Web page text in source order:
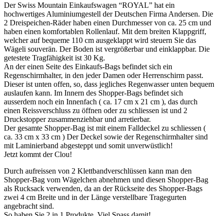
Der Swiss Mountain Einkaufswagen “ROYAL” hat ein
hochwertiges Aluminiumgestell der Deutschen Firma Andersen. Die
2 Dreispeichen-Räder haben einen Durchmesser von ca. 25 cm und
haben einen komfortablen Rollenlauf. Mit dem breiten Klappgriff,
welcher auf bequeme 110 cm ausgeklappt wird steuern Sie das
Wägeli souverän. Der Boden ist vergrößerbar und einklappbar. Die
getestete Tragfähigkeit ist 30 Kg.
An der einen Seite des Einkaufs-Bags befindet sich ein
Regenschirmhalter, in den jeder Damen oder Herrenschirm passt.
Dieser ist unten offen, so, dass jegliches Regenwasser unten bequem
auslaufen kann. Im Innern des Shopper-Bags befindet sich
ausserdem noch ein Innenfach ( ca. 17 cm x 21 cm ), das durch
einen Reissverschluss zu öffnen oder zu schliessen ist und 2
Druckstopper zusammenziehbar und arretierbar.
Der gesamte Shopper-Bag ist mit einem Falldeckel zu schliessen (
ca. 33 cm x 33 cm ) Der Deckel sowie der Regenschirmhalter sind
mit Laminierband abgesteppt und somit unverwüstlich!
Jetzt kommt der Clou!
Durch aufreissen von 2 Klettbandverschlüssen kann man den
Shopper-Bag vom Wägelchen abnehmen und diesen Shopper-Bag
als Rucksack verwenden, da an der Rückseite des Shopper-Bags
zwei 4 cm Breite und in der Länge verstellbare Tragegurten
angebracht sind.